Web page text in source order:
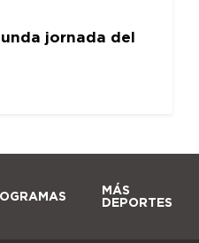
jornada del
MÁS
DEPORTES